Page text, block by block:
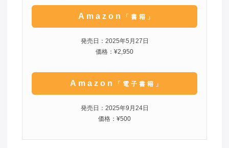
Amazon 「書籍」
発売日：2025年5月27日
価格：¥2,950
Amazon 「電子書籍」
発売日：2025年9月24日
価格：¥500